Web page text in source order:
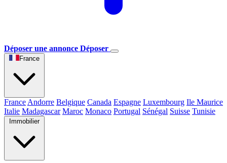
Déposer une annonce Déposer
France
France Andorre Belgique Canada Espagne Luxembourg Ile Maurice
Italie Madagascar Maroc Monaco Portugal Sénégal Suisse Tunisie
Immobilier